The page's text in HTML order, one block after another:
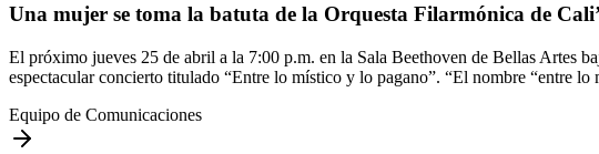
Una mujer se toma la batuta de la Orquesta Filarmónica de Cali’
El próximo jueves 25 de abril a la 7:00 p.m. en la Sala Beethoven de Bellas Artes
espectacular concierto titulado “Entre lo místico y lo pagano”. “El nombre “entre
Equipo de Comunicaciones